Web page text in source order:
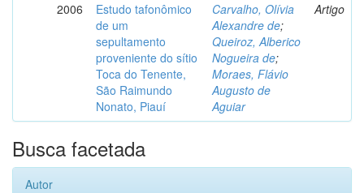
2006
Estudo tafonômico
de um
sepultamento
proveniente do sítio
Toca do Tenente,
São Raimundo
Nonato, Piauí
Carvalho, Olívia
Alexandre de;
Queiroz, Alberico
Nogueira de;
Moraes, Flávio
Augusto de
Aguiar
Artigo
Busca facetada
Autor